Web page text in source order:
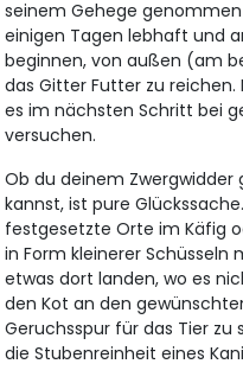
seinem Gehege
einigen Tagen lebhaft und
beginnen, von außen (am
das Gitter Futter zu
es im nächsten Schritt bei
versuchen.
Ob du deinem Zwergwidder
kannst, ist pure
festgesetzte Orte im Käfig
in Form kleinerer Schüsseln
etwas dort landen, wo es
den Kot an den
Geruchsspur für das Tier
die Stubenreinheit eines